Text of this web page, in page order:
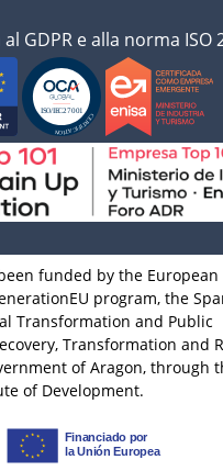
GDPR e alla norma ISO
funded by the European
program, the
Transformation and Public
Transformation and
of Aragon, through
of Development.